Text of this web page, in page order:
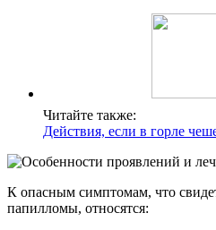
Читайте также:
Действия, если в горле
К опасным симптомам, что
папилломы, относятся: